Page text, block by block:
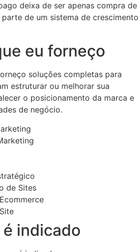
deixa de ser apenas compra de
de um sistema de crescimento
eu forneço
soluções completas para
estruturar ou melhorar sua
o posicionamento da marca e
de negócio.
de Sites
é indicado